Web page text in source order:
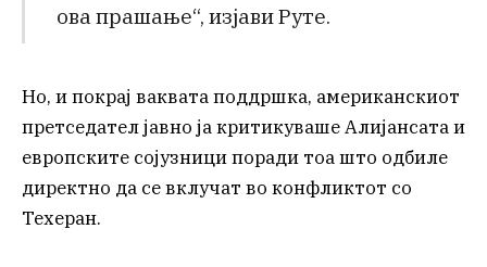
ова прашање“, изјави Руте.
Но, и покрај ваквата поддршка, американскиот
претседател јавно ја критикуваше Алијансата и
европските сојузници поради тоа што одбиле
директно да се вклучат во конфликтот со
Техеран.